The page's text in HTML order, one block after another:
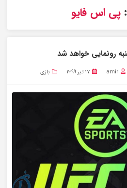
پی اس فایو
amir ۱۷ تیر ۱۳۹۹ بازی